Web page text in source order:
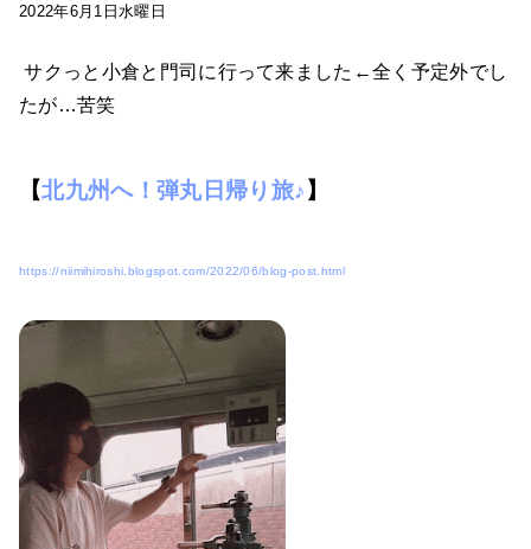
2022年6月1日水曜日
サクっと小倉と門司に行って来ました←全く予定外でし
たが…苦笑
【北九州へ！弾丸日帰り旅♪ 】
https://niimihiroshi.blogspot.com/2022/06/blog-post.html